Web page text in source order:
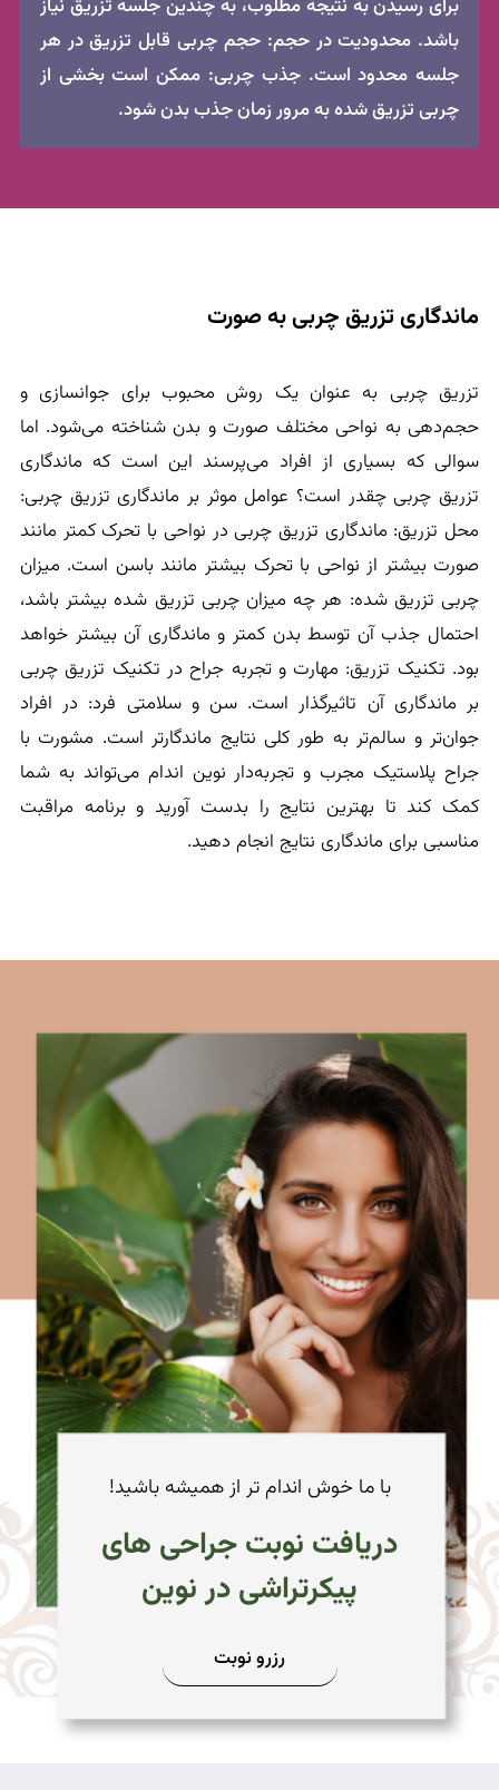
برای رسیدن به نتیجه مطلوب، به چندین جلسه تزریق نیاز
باشد. محدودیت در حجم: حجم چربی قابل تزریق در هر
جلسه محدود است. جذب چربی: ممکن است بخشی از
چربی تزریق شده به مرور زمان جذب بدن شود.
ماندگاری تزریق چربی به صورت
تزریق چربی به عنوان یک روش محبوب برای جوانسازی و
حجم‌دهی به نواحی مختلف صورت و بدن شناخته می‌شود. اما
سوالی که بسیاری از افراد می‌پرسند این است که ماندگاری
تزریق چربی چقدر است؟ عوامل موثر بر ماندگاری تزریق چربی:
محل تزریق: ماندگاری تزریق چربی در نواحی با تحرک کمتر مانند
صورت بیشتر از نواحی با تحرک بیشتر مانند باسن است. میزان
چربی تزریق شده: هر چه میزان چربی تزریق شده بیشتر باشد،
احتمال جذب آن توسط بدن کمتر و ماندگاری آن بیشتر خواهد
بود. تکنیک تزریق: مهارت و تجربه جراح در تکنیک تزریق چربی
بر ماندگاری آن تاثیرگذار است. سن و سلامتی فرد: در افراد
جوان‌تر و سالم‌تر به طور کلی نتایج ماندگارتر است. مشورت با
جراح پلاستیک مجرب و تجربه‌دار نوین اندام می‌تواند به شما
کمک کند تا بهترین نتایج را بدست آورید و برنامه مراقبت
مناسبی برای ماندگاری نتایج انجام دهید.
با ما خوش اندام تر از همیشه باشید!
دریافت نوبت جراحی های
پیکرتراشی در نوین
رزرو نوبت